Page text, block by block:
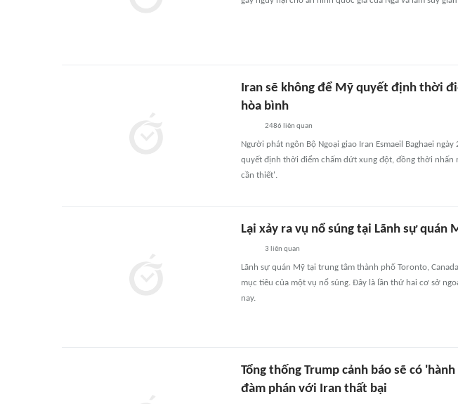
Iran sẽ không để Mỹ quyết định thời
hòa bình
2486 liên quan
Người phát ngôn Bộ Ngoại giao Iran Esmaeil Baghaei
quyết định thời điểm chấm dứt xung đột, đồng thời nhấn
cần thiết'.
Lại xảy ra vụ nổ súng tại Lãnh sự quán
3 liên quan
Lãnh sự quán Mỹ tại trung tâm thành phố Toronto,
mục tiêu của một vụ nổ súng. Đây là lần thứ hai cơ sở
nay.
Tổng thống Trump cảnh báo sẽ có
đàm phán với Iran thất bại